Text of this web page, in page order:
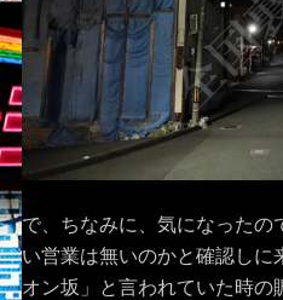
で、ちなみに、気になったの
い営業は無いのかと確認しに
オン坂」と言われていた時の